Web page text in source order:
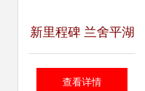
新里程碑 兰舍平湖
工厂建设开工仪式
查看详情